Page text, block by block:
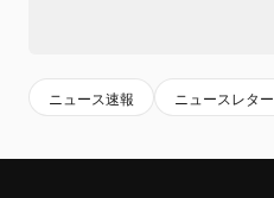
ニュース速報 ニュースレター